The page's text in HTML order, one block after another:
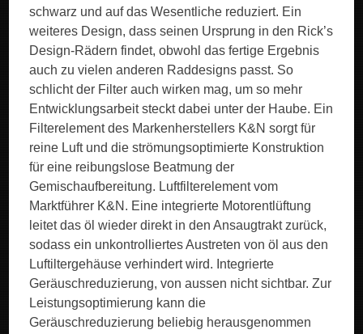
schwarz und auf das Wesentliche reduziert. Ein
weiteres Design, dass seinen Ursprung in den Rick’s
Design-Rädern findet, obwohl das fertige Ergebnis
auch zu vielen anderen Raddesigns passt. So
schlicht der Filter auch wirken mag, um so mehr
Entwicklungsarbeit steckt dabei unter der Haube. Ein
Filterelement des Markenherstellers K&N sorgt für
reine Luft und die strömungsoptimierte Konstruktion
für eine reibungslose Beatmung der
Gemischaufbereitung. Luftfilterelement vom
Marktführer K&N. Eine integrierte Motorentlüftung
leitet das öl wieder direkt in den Ansaugtrakt zurück,
sodass ein unkontrolliertes Austreten von öl aus den
Luftiltergehäuse verhindert wird. Integrierte
Geräuschreduzierung, von aussen nicht sichtbar. Zur
Leistungsoptimierung kann die
Geräuschreduzierung beliebig herausgenommen